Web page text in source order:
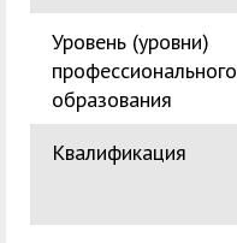
Уровень (уровни)
профессионального
образования
Квалификация